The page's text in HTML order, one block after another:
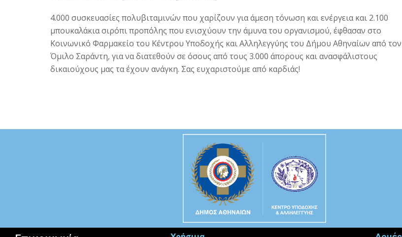
4.000 συσκευασίες πολυβιταμινών που χαρίζουν για άμεση τόνωση και ενέργεια και 2.100
μπουκαλάκια σιρόπι προπόλης που ενισχύουν την άμυνα του οργανισμού, έφθασαν στο
Κοινωνικό Φαρμακείο του Κέντρου Υποδοχής και Αλληλεγγύης του Δήμου Αθηναίων από τον
Όμιλο Σαράντη, για να διατεθούν σε όσους από τους 3.000 άπορους και ανασφάλιστους
δικαιούχους μας τα έχουν ανάγκη. Σας ευχαριστούμε από καρδιάς!